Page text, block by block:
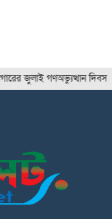
গণঅভ্যুত্থান দিবস পালন…